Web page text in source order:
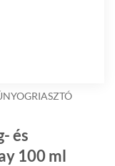
és
100 ml